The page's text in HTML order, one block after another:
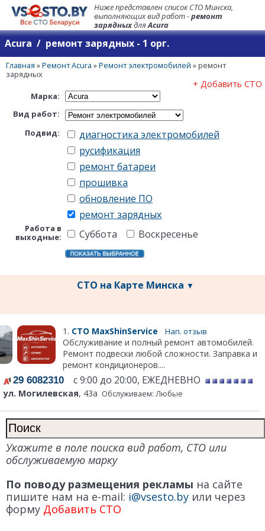
Ниже представлен список СТО Минска,
выполняющих вид работ -ремонт
зарядныхдляAcura
Acura / ремонт зарядных - 1 орг.
Главная »Ремонт Acura »Ремонт электромобилей »ремонт
зарядных
+ Добавить СТО
Марка:
Вид работ:
Подвид:
диагностика электромобилей
русификация
ремонт батареи
прошивка
обновление ПО
ремонт зарядных
Работа в
выходные:
Суббота Воскресенье
СТО на Карте Минска ▼
1. СТО MaxShinService Нап. отзыв
Обслуживание и полный ремонт автомобилей.
Ремонт подвески любой сложности. Заправка и
ремонт кондиционеров....
29 6082310 с 9:00 до 20:00, ЕЖЕДНЕВНО
ул. Могилевская, 43а Обслуживаем: Любые
Укажите в поле поиска вид работ, СТО или
обслуживаемую марку
По поводу размещения рекламы на сайте
пишите нам на e-mail: i@vsesto.by или через
форму Добавить СТО